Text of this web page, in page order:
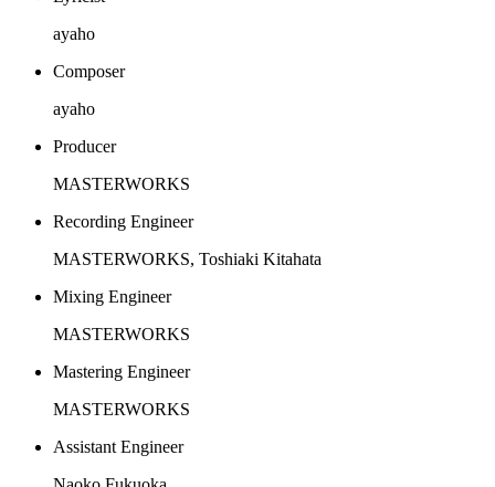
ayaho
Composer
ayaho
Producer
MASTERWORKS
Recording Engineer
MASTERWORKS, Toshiaki Kitahata
Mixing Engineer
MASTERWORKS
Mastering Engineer
MASTERWORKS
Assistant Engineer